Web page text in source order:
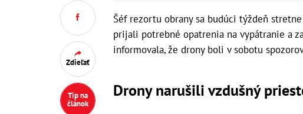
Zdieľať
Tip na
článok
Šéf rezortu obrany sa budúci týždeň
prijali potrebné opatrenia na vypátranie a
informovala, že drony boli v sobotu
Drony narušili vzdušný